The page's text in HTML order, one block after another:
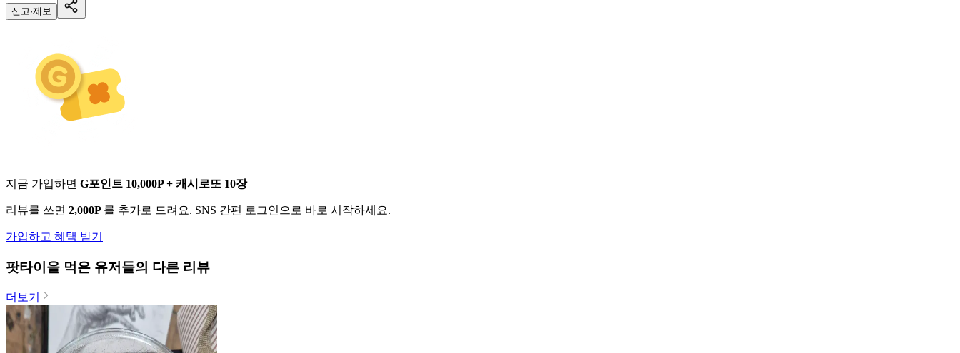
신고·제보
지금 가입하면 G포인트 10,000P + 캐시로또 10장
리뷰를 쓰면 2,000P 를 추가로 드려요. SNS 간편 로그인으로 바로 시작하세요.
가입하고 혜택 받기
팟타이 을 먹은 유저들의 다른 리뷰
더보기